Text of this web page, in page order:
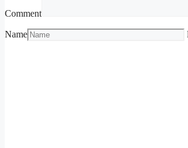
Comment
Name